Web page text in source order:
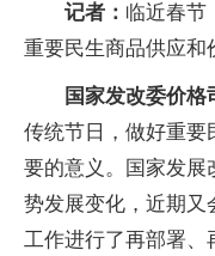
记者： 临近春节
重要民生商品供应和
国家发改委价格
传统节日，做好重要
要的意义。国家发展
势发展变化，近期又
工作进行了再部署、